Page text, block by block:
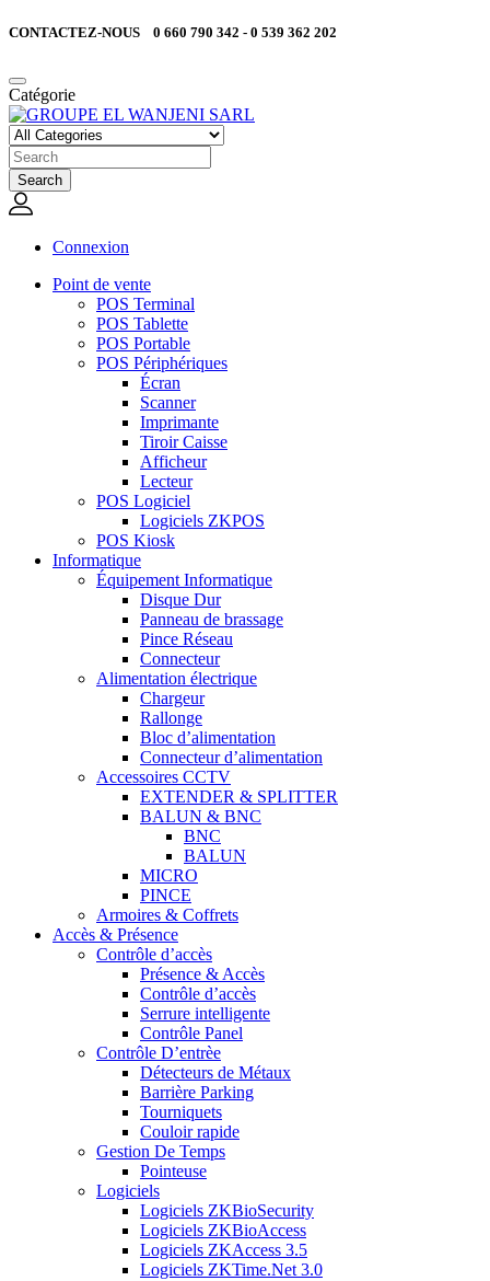
CONTACTEZ-NOUS 0 660 790 342 - 0 539 362 202
Catégorie
Search
Connexion
Point de vente
POS Terminal
POS Tablette
POS Portable
POS Périphériques
Écran
Scanner
Imprimante
Tiroir Caisse
Afficheur
Lecteur
POS Logiciel
Logiciels ZKPOS
POS Kiosk
Informatique
Équipement Informatique
Disque Dur
Panneau de brassage
Pince Réseau
Connecteur
Alimentation électrique
Chargeur
Rallonge
Bloc d’alimentation
Connecteur d’alimentation
Accessoires CCTV
EXTENDER & SPLITTER
BALUN & BNC
BNC
BALUN
MICRO
PINCE
Armoires & Coffrets
Accès & Présence
Contrôle d’accès
Présence & Accès
Contrôle d’accès
Serrure intelligente
Contrôle Panel
Contrôle D’entrèe
Détecteurs de Métaux
Barrière Parking
Tourniquets
Couloir rapide
Gestion De Temps
Pointeuse
Logiciels
Logiciels ZKBioSecurity
Logiciels ZKBioAccess
Logiciels ZKAccess 3.5
Logiciels ZKTime.Net 3.0